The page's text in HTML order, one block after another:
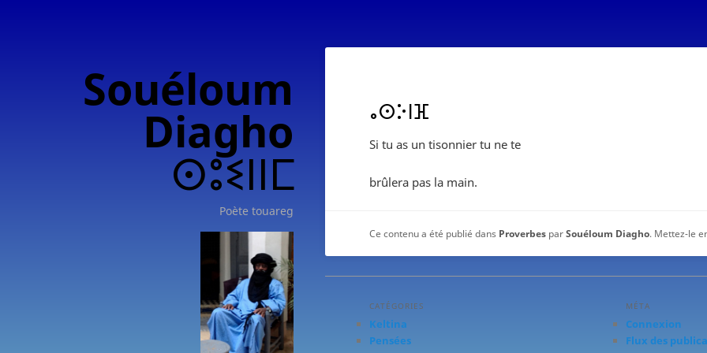
Souéloum
Diagho
ⵙⵓⵉⵏⵏⵎ
Poète touareg
ⴰⵙⴾⵏⴼ
Si tu as un tisonnier tu ne te
brûlera pas la main.
Ce contenu a été publié dans Proverbes parSouéloum Diagho. Mettez-le
CATÉGORIES
Keltina
Pensées
MÉTA
Connexion
Flux des